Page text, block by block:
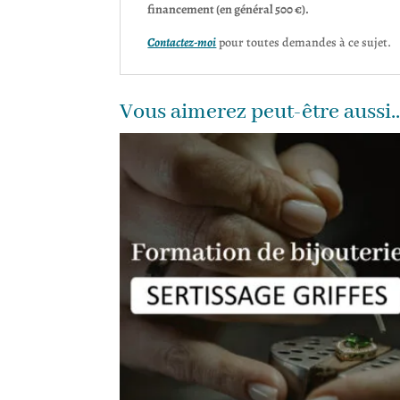
financement (en général 500 €).
Contactez-moipour toutes demandes à ce sujet.
Vous aimerez peut-être